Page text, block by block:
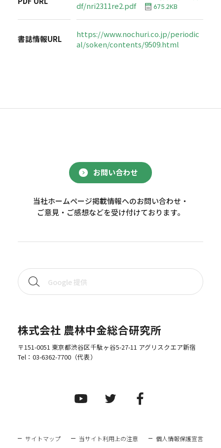
df/nri2311re2.pdf
675.2KB
書誌情報URL
https://www.nochuri.co.jp/periodic
al/soken/contents/9509.html
お問い合わせ
当社ホームページ掲載情報へのお問い合わせ・
ご意見・ご感想などを受け付けております。
株式会社 農林中金総合研究所
〒151-0051 東京都渋谷区千駄ヶ谷5-27-11 アグリスクエア新宿
Tel： 03-6362-7700（代表）
サイトマップ 当サイト利用上の注意 個人情報保護宣言